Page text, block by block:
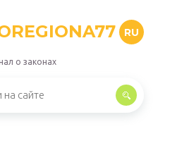
RU
о законах